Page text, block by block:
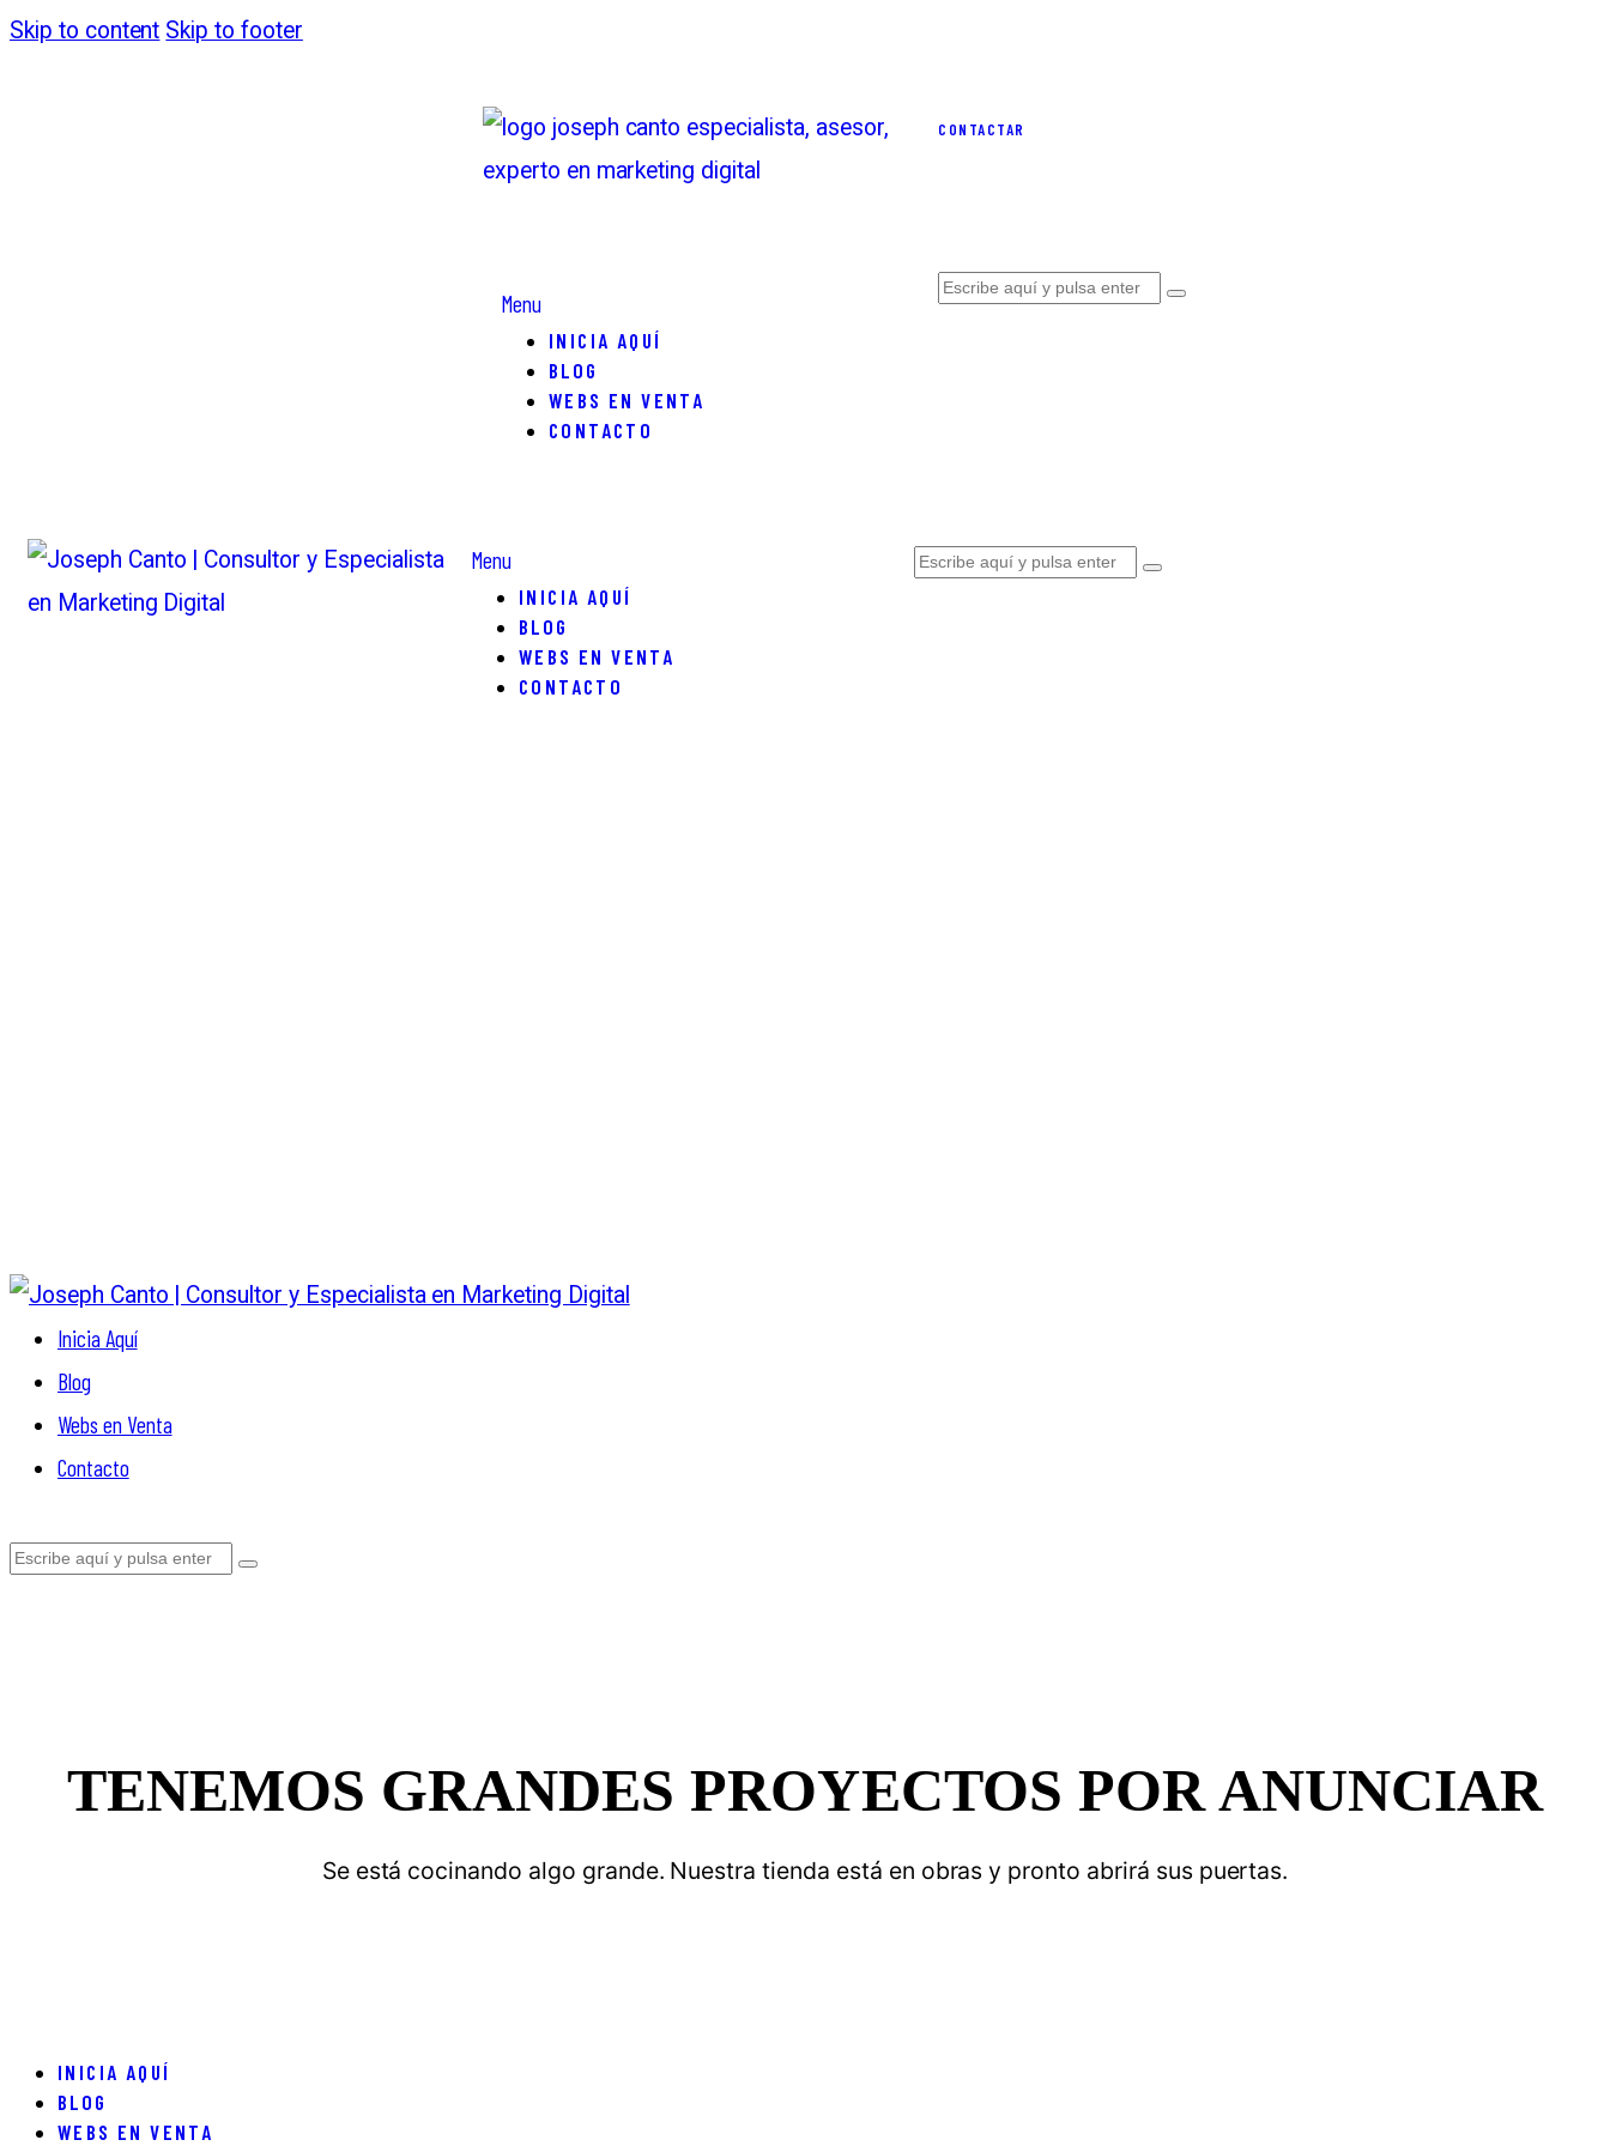
Skip to content Skip to footer
CONTACTAR
Menu
INICIA AQUÍ
BLOG
WEBS EN VENTA
CONTACTO
Menu
INICIA AQUÍ
BLOG
WEBS EN VENTA
CONTACTO
Inicia Aquí
Blog
Webs en Venta
Contacto
TENEMOS GRANDES PROYECTOS POR ANUNCIAR
Se está cocinando algo grande. Nuestra tienda está en obras y pronto abrirá sus puertas.
INICIA AQUÍ
BLOG
WEBS EN VENTA